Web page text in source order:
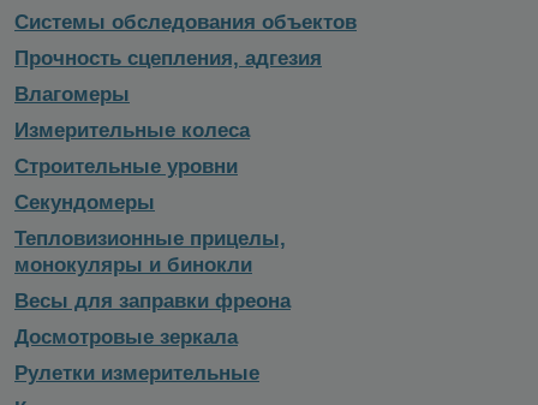
Системы обследования объектов
Прочность сцепления, адгезия
Влагомеры
Измерительные колеса
Строительные уровни
Секундомеры
Тепловизионные прицелы,
монокуляры и бинокли
Весы для заправки фреона
Досмотровые зеркала
Рулетки измерительные